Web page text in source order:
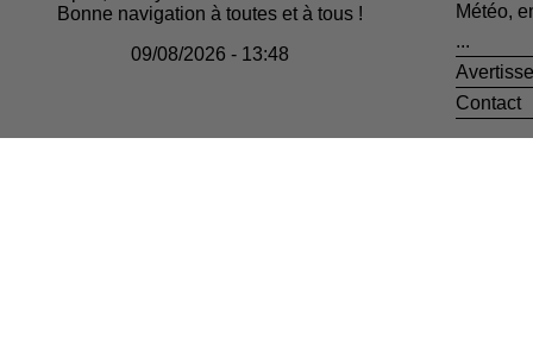
Bonne navigation à toutes et à tous !
09/08/2026 - 13:48
Météo,
...
Contact